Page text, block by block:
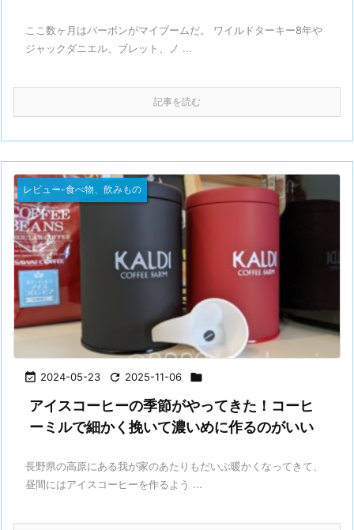
ここ数ヶ月はバーボンがマイブームだ。 ワイルドターキー8年や
ジャックダニエル、ブレット、ノ ...
記事を読む
 2024-05-23  2025-11-06 
レビュー-食べ物、飲みもの
アイスコーヒーの季節がやってきた！コーヒ
ーミルで細かく挽いて濃いめに作るのがいい
長野県の高原にある我が家のあたりもだいぶ暖かくなってきて、
昼間にはアイスコーヒーを作るよう ...